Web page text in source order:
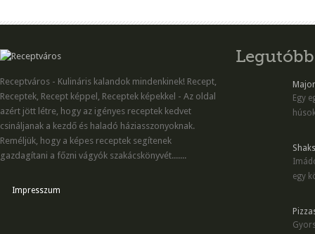
Receptváros - Kulináris kalandok mindenkinek! Recept,
Receptek, Recept képpel, Receptek képekkel - Az oldal
azért jött létre, hogy az igényes receptek kedvet
csináljanak a kezdő és haladó háziasszonyoknak.
Reméljük, hogy a képes receptek segítenek
gazdagítani a főzni vágyók szakácskönyvét.......
Impresszum
Egy
egy